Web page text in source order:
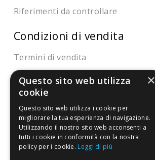
Riferimenti da controllare
Condizioni di vendita
Termini di vendita
Spedizione
Pagamenti
Resi
4,7/5
Eccellente
×
Questo sito web utilizza
cookie
Questo sito web utilizza i cookie per
migliorare la tua esperienza di navigazione.
Utilizzando il nostro sito web acconsenti a
tutti i cookie in conformità con la nostra
policy per i cookie. Leggi di più